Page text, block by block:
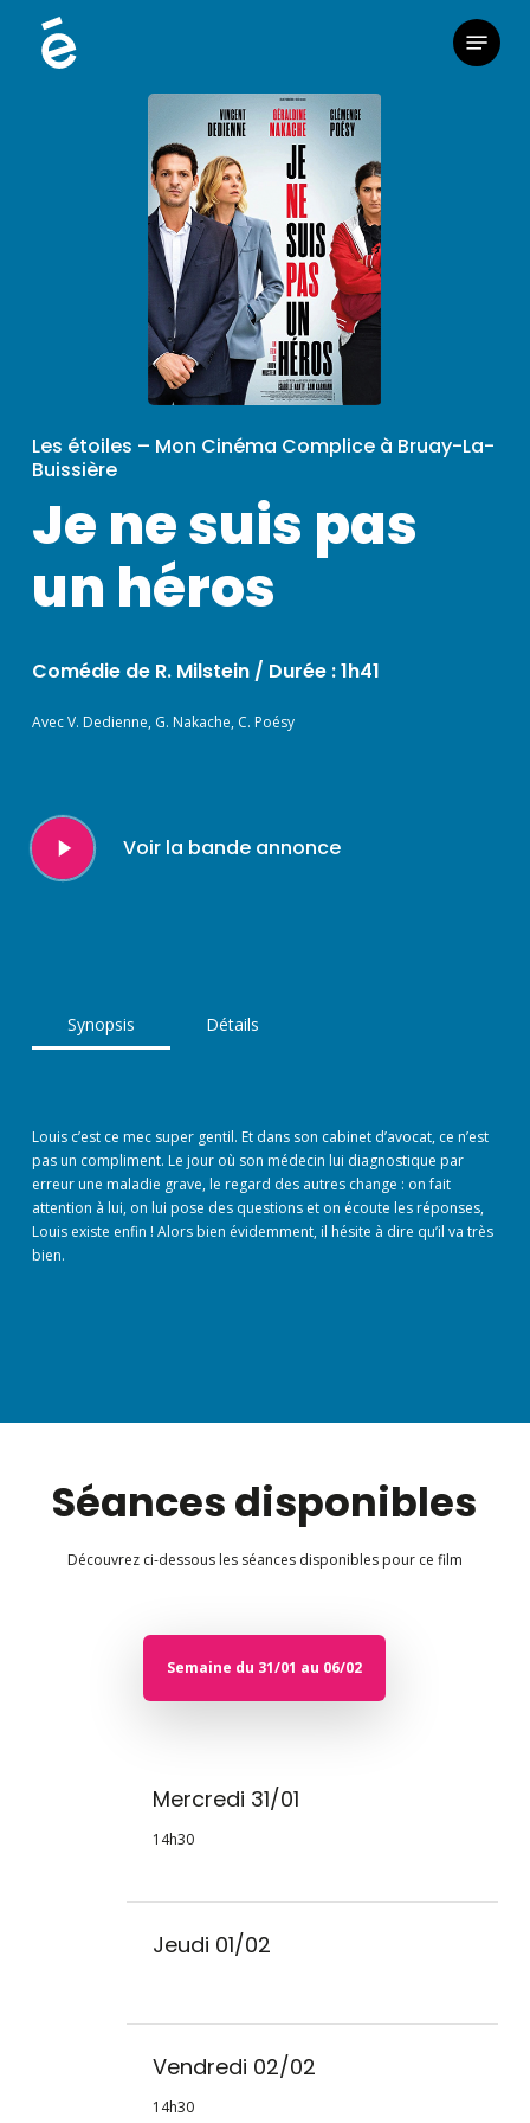
Menu
Les étoiles – Mon Cinéma Complice à Bruay-La-
Buissière
Je ne suis pas
un héros
Comédie de R. Milstein / Durée : 1h41
Avec V. Dedienne, G. Nakache, C. Poésy
Play
Video
Voir la bande annonce
Synopsis Détails
Louis c’est ce mec super gentil. Et dans son cabinet d’avocat, ce n’est
pas un compliment. Le jour où son médecin lui diagnostique par
erreur une maladie grave, le regard des autres change : on fait
attention à lui, on lui pose des questions et on écoute les réponses,
Louis existe enfin ! Alors bien évidemment, il hésite à dire qu’il va très
bien.
Séances disponibles
Découvrez ci-dessous les séances disponibles pour ce film
Semaine du 31/01 au 06/02
Mercredi 31/01
14h30
Jeudi 01/02
Vendredi 02/02
14h30